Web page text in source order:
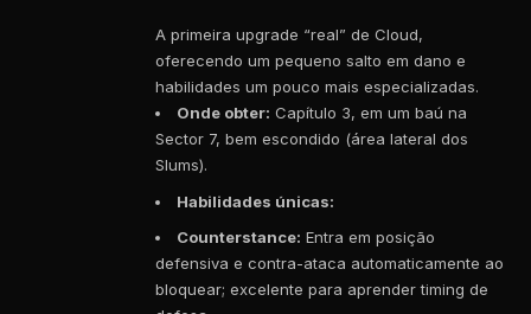
A primeira upgrade “real” de Cloud,
oferecendo um pequeno salto em dano e
habilidades um pouco mais especializadas.
Onde obter: Capítulo 3, em um baú na
Sector 7, bem escondido (área lateral dos
Slums).
Habilidades únicas:
Counterstance: Entra em posição
defensiva e contra-ataca automaticamente ao
bloquear; excelente para aprender timing de